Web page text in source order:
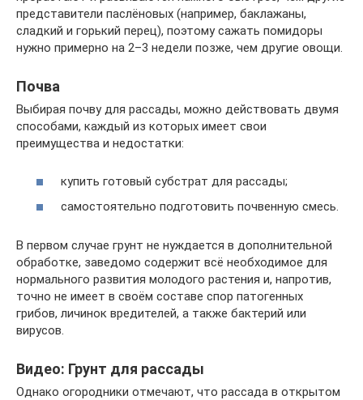
представители паслёновых (например, баклажаны,
сладкий и горький перец), поэтому сажать помидоры
нужно примерно на 2–3 недели позже, чем другие овощи.
Почва
Выбирая почву для рассады, можно действовать двумя
способами, каждый из которых имеет свои
преимущества и недостатки:
купить готовый субстрат для рассады;
самостоятельно подготовить почвенную смесь.
В первом случае грунт не нуждается в дополнительной
обработке, заведомо содержит всё необходимое для
нормального развития молодого растения и, напротив,
точно не имеет в своём составе спор патогенных
грибов, личинок вредителей, а также бактерий или
вирусов.
Видео: Грунт для рассады
Однако огородники отмечают, что рассада в открытом